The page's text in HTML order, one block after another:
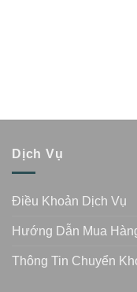
Dịch Vụ
Điều Khoản Dịch Vụ
Hướng Dẫn Mua
Thông Tin Chuyển